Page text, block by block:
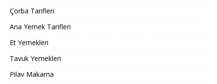
Çorba Tarifleri
Ana Yemek Tarifleri
Et Yemekleri
Tavuk Yemekleri
Pilav Makarna